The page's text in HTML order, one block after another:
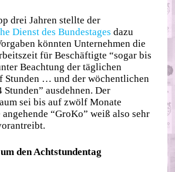
drei Jahren stellte der
Dienst des Bundestages dazu
könnten Unternehmen die
für Beschäftigte “sogar bis
Beachtung der täglichen
Stunden … und der wöchentlichen
ausdehnen. Der
sei bis auf zwölf Monate
“GroKo” weiß also sehr
den Achtstundentag